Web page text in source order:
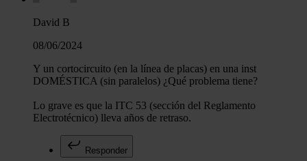
David B
08/06/2024
Y un cortocircuito (en la línea de placas) en una inst
DOMÉSTICA (sin paralelos) ¿Qué problema tiene?
Lo grave es que la ITC 53 (sección del Reglamento
Electrotécnico) lleva años de retraso.
Responder